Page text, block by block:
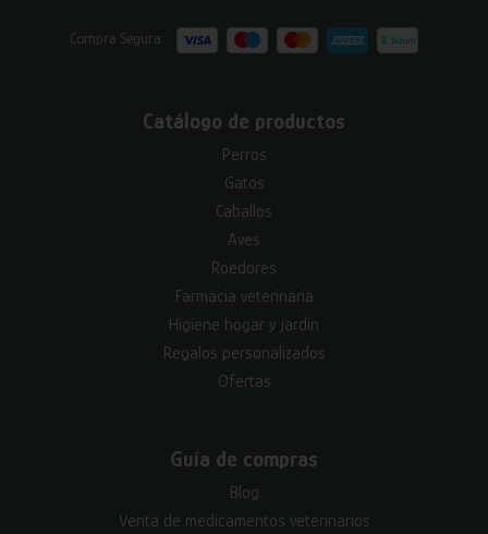
Compra Segura:
Catálogo de productos
Perros
Gatos
Caballos
Aves
Roedores
Farmacia veterinaria
Higiene hogar y jardín
Regalos personalizados
Ofertas
Guía de compras
Blog
Venta de medicamentos veterinarios